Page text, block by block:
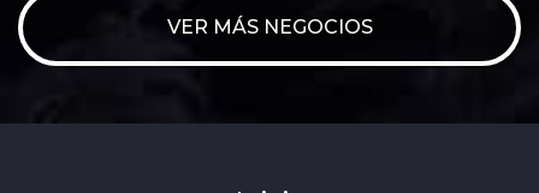
VER MÁS NEGOCIOS